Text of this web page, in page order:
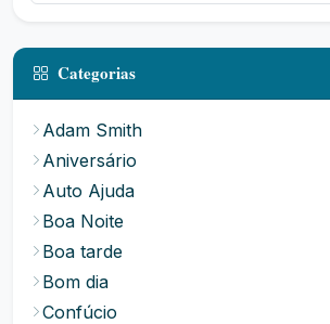
Categorias
Adam Smith
Aniversário
Auto Ajuda
Boa Noite
Boa tarde
Bom dia
Confúcio